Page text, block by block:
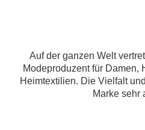
Auf der ganzen Welt
Modeproduzent für Damen,
Heimtextilien. Die Vielfalt
Marke sehr